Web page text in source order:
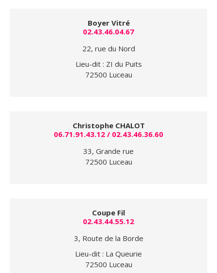
Boyer Vitré
02.43.46.04.67
22, rue du Nord
Lieu-dit : ZI du Puits
72500 Luceau
Christophe CHALOT
06.71.91.43.12 / 02.43.46.36.60
33, Grande rue
72500 Luceau
Coupe Fil
02.43.44.55.12
3, Route de la Borde
Lieu-dit : La Queurie
72500 Luceau